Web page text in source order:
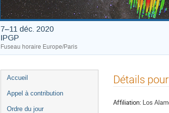
7–11 déc. 2020
IPGP
Fuseau horaire Europe/Paris
Menu
de
Accueil
Appel à contribution
Ordre du jour
Détails
Affiliation: Los